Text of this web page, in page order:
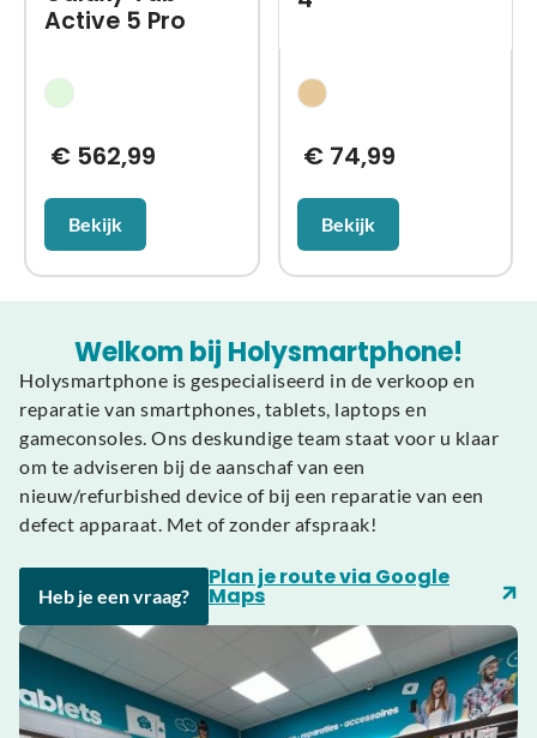
Active 5 Pro
€562,99
Bekijk
€ 74,99
Bekijk
Welkom bij Holysmartphone!
Holysmartphone is gespecialiseerd in de verkoop en
reparatie van smartphones, tablets, laptops en
gameconsoles. Ons deskundige team staat voor u klaar
om te adviseren bij de aanschaf van een
nieuw/refurbished device of bij een reparatie van een
defect apparaat. Met of zonder afspraak!
Heb je een vraag?
Plan je route via Google
Maps